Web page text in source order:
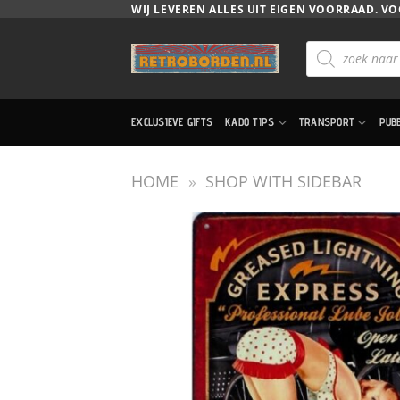
WIJ LEVEREN ALLES UIT EIGEN VOORRAAD.
Producten
zoeken
EXCLUSIEVE GIFTS KADO TIPS TRANSPORT
HOME » SHOP WITH SIDEBAR